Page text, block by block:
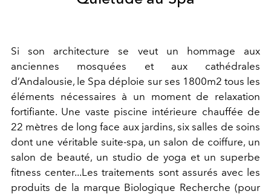
Si son architecture se veut un hommage aux
anciennes mosquées et aux cathédrales
d’Andalousie, le Spa déploie sur ses 1800m2 tous les
éléments nécessaires à un moment de relaxation
fortifiante. Une vaste piscine intérieure chauffée de
22 mètres de long face aux jardins, six salles de soins
dont une véritable suite-spa, un salon de coiffure, un
salon de beauté, un studio de yoga et un superbe
fitness center...Les traitements sont assurés avec les
produits de la marque Biologique Recherche (pour